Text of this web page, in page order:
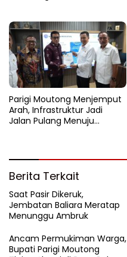
Parigi Moutong Menjemput
Arah, Infrastruktur Jadi
Jalan Pulang Menuju
Berita Terkait
Saat Pasir Dikeruk,
Jembatan Baliara Meratap
Menunggu Ambruk
Ancam Permukiman Warga,
Bupati Parigi Moutong